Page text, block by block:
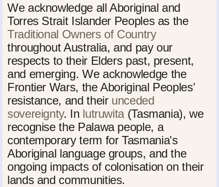
We acknowledge all Aboriginal and
Torres Strait Islander Peoples as the
Traditional Owners of Country
throughout Australia, and pay our
respects to their Elders past, present,
and emerging. We acknowledge the
Frontier Wars, the Aboriginal Peoples'
resistance, and their unceded
sovereignty. In lutruwita(Tasmania), we
recognise the Palawa people, a
contemporary term for Tasmania's
Aboriginal language groups, and the
ongoing impacts of colonisation on their
lands and communities.